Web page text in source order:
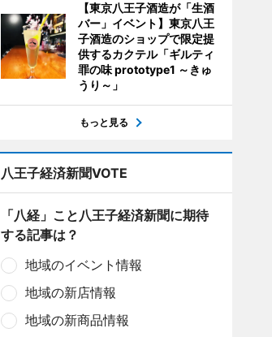
【東京八王子酒造が「生酒
バー」イベント】東京八王
子酒造のショップで限定提
供するカクテル「ギルティ
罪の味 prototype1 ～きゅ
うり～」
もっと見る
八王子経済新聞VOTE
「八経」こと八王子経済新聞に期待
する記事は？
地域のイベント情報
地域の新店情報
地域の新商品情報